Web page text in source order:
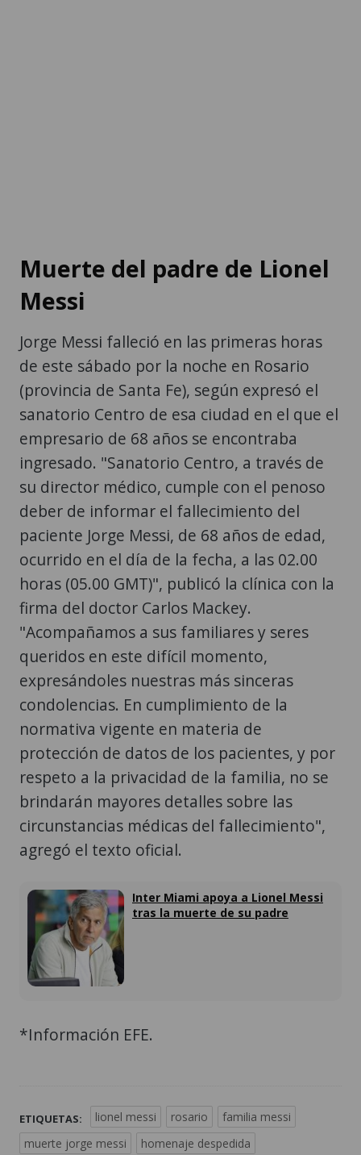
Muerte del padre de Lionel
Messi
Jorge Messi falleció en las primeras horas
de este sábado por la noche en Rosario
(provincia de Santa Fe), según expresó el
sanatorio Centro de esa ciudad en el que el
empresario de 68 años se encontraba
ingresado. "Sanatorio Centro, a través de
su director médico, cumple con el penoso
deber de informar el fallecimiento del
paciente Jorge Messi, de 68 años de edad,
ocurrido en el día de la fecha, a las 02.00
horas (05.00 GMT)", publicó la clínica con la
firma del doctor Carlos Mackey.
"Acompañamos a sus familiares y seres
queridos en este difícil momento,
expresándoles nuestras más sinceras
condolencias. En cumplimiento de la
normativa vigente en materia de
protección de datos de los pacientes, y por
respeto a la privacidad de la familia, no se
brindarán mayores detalles sobre las
circunstancias médicas del fallecimiento",
agregó el texto oficial.
Inter Miami apoya a Lionel Messi
tras la muerte de su padre
*Información EFE.
ETIQUETAS: lionel messi rosario
familia messi
muerte jorge messi
homenaje despedida